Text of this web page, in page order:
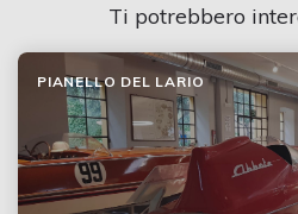
Ti potrebbero
PIANELLO DEL LARIO